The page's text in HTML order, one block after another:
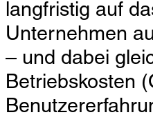
langfristig auf
Unternehmen
– und dabei
Betriebskosten